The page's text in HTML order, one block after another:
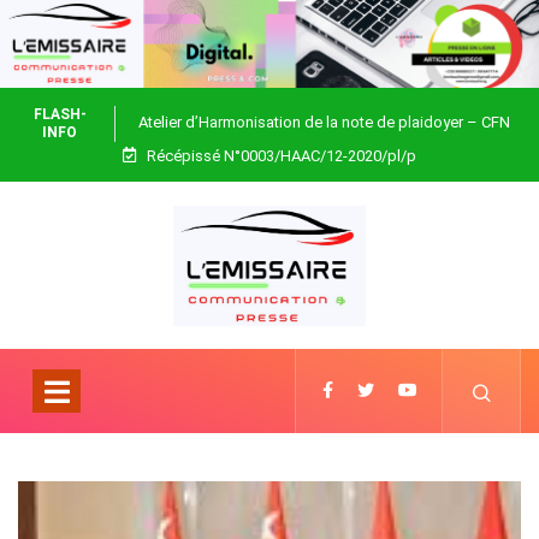
FLASH-
INFO
Atelier d’Harmonisation de la note de plaidoyer – CFN
Togo
Récépissé N°0003/HAAC/12-2020/pl/p